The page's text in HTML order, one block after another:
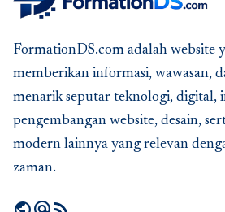
FormationDS.com adalah website
memberikan informasi, wawasan,
menarik seputar teknologi, digital,
pengembangan website, desain,
modern lainnya yang relevan
zaman.